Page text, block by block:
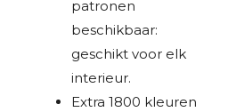
patronen
beschikbaar:
geschikt voor elk
interieur.
Extra 1800 kleuren